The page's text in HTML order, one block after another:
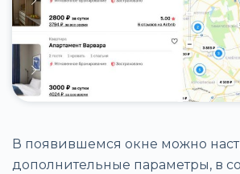
В появившемся окне можно
дополнительные параметры, в